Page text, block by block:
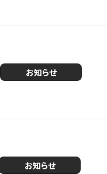
お知らせ
お知らせ